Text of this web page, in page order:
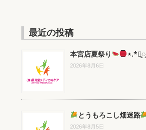
最近の投稿
本宮店夏祭り ⋆.*⃝̥◌̥
2026年8月6日
とうもろこし畑迷路
2026年8月5日